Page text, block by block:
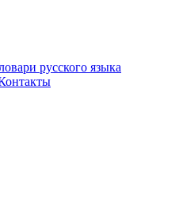
русского языка